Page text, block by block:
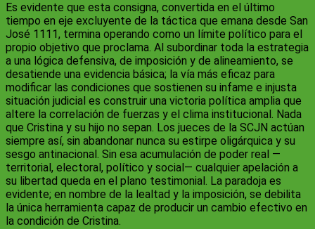
Es evidente que esta consigna, convertida en el último
tiempo en eje excluyente de la táctica que emana desde San
José 1111, termina operando como un límite político para el
propio objetivo que proclama. Al subordinar toda la estrategia
a una lógica defensiva, de imposición y de alineamiento, se
desatiende una evidencia básica; la vía más eficaz para
modificar las condiciones que sostienen su infame e injusta
situación judicial es construir una victoria política amplia que
altere la correlación de fuerzas y el clima institucional. Nada
que Cristina y su hijo no sepan. Los jueces de la SCJN actúan
siempre así, sin abandonar nunca su estirpe oligárquica y su
sesgo antinacional. Sin esa acumulación de poder real —
territorial, electoral, político y social— cualquier apelación a
su libertad queda en el plano testimonial. La paradoja es
evidente; en nombre de la lealtad y la imposición, se debilita
la única herramienta capaz de producir un cambio efectivo en
la condición de Cristina.